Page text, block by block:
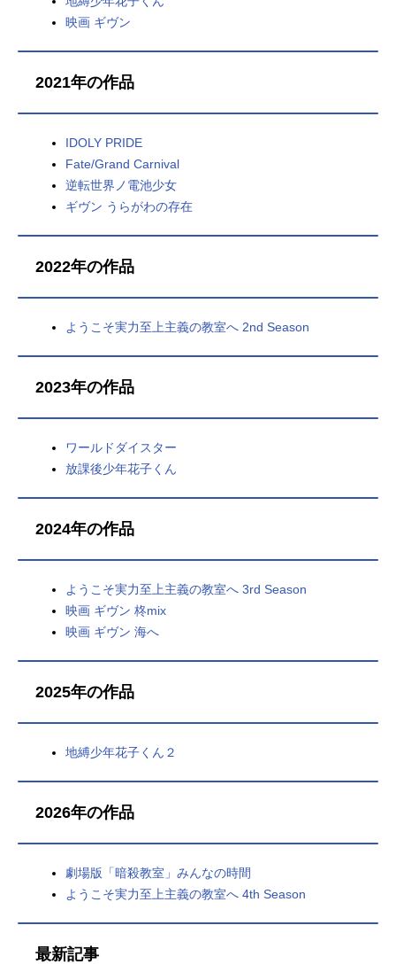
映画 ギヴン
2021年の作品
IDOLY PRIDE
Fate/Grand Carnival
逆転世界ノ電池少女
ギヴン うらがわの存在
2022年の作品
ようこそ実力至上主義の教室へ 2nd Season
2023年の作品
ワールドダイスター
放課後少年花子くん
2024年の作品
ようこそ実力至上主義の教室へ 3rd Season
映画 ギヴン 柊mix
映画 ギヴン 海へ
2025年の作品
地縛少年花子くん２
2026年の作品
劇場版「暗殺教室」みんなの時間
ようこそ実力至上主義の教室へ 4th Season
最新記事